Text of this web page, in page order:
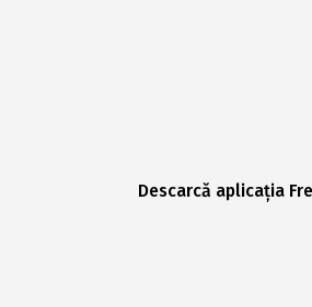
Descarcă aplicația